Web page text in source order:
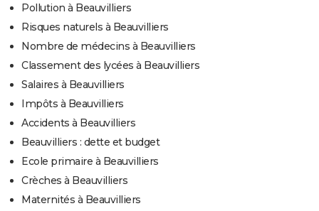
Pollution à Beauvilliers
Risques naturels à Beauvilliers
Nombre de médecins à Beauvilliers
Classement des lycées à Beauvilliers
Salaires à Beauvilliers
Impôts à Beauvilliers
Accidents à Beauvilliers
Beauvilliers : dette et budget
Ecole primaire à Beauvilliers
Crèches à Beauvilliers
Maternités à Beauvilliers